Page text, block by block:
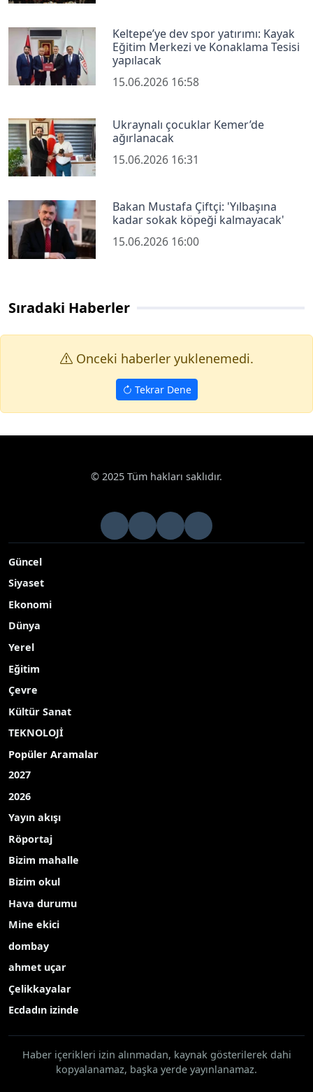
Keltepe’ye dev spor yatırımı: Kayak
Eğitim Merkezi ve Konaklama Tesisi
yapılacak
15.06.2026 16:58
Ukraynalı çocuklar Kemer’de
ağırlanacak
15.06.2026 16:31
Bakan Mustafa Çiftçi: 'Yılbaşına
kadar sokak köpeği kalmayacak'
15.06.2026 16:00
Sıradaki Haberler
Onceki haberler yuklenemedi.
Tekrar Dene
© 2025 Tüm hakları saklıdır.
Güncel
Siyaset
Ekonomi
Dünya
Yerel
Eğitim
Çevre
Kültür Sanat
TEKNOLOJİ
Popüler Aramalar
2027
2026
Yayın akışı
Röportaj
Bizim mahalle
Bizim okul
Hava durumu
Mine ekici
dombay
ahmet uçar
Çelikkayalar
Ecdadın izinde
Haber içerikleri izin alınmadan, kaynak gösterilerek dahi
kopyalanamaz, başka yerde yayınlanamaz.